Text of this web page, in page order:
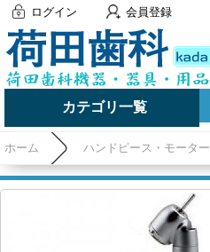
ログイン 会員登録
カテゴリ一覧
ホーム ハンドピース・モーター